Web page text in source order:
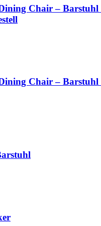
Chair – Barstuhl
Chair – Barstuhl